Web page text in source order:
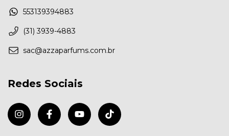
553139394883
(31) 3939-4883
sac@azzaparfums.com.br
Redes Sociais